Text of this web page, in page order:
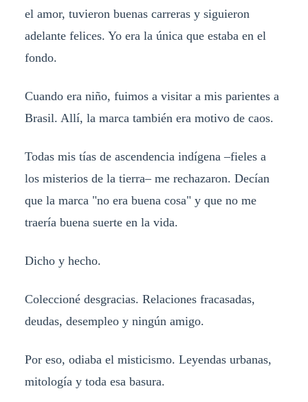
el amor, tuvieron buenas carreras y siguieron
adelante felices. Yo era la única que estaba en el
fondo.
Cuando era niño, fuimos a visitar a mis parientes a
Brasil. Allí, la marca también era motivo de caos.
Todas mis tías de ascendencia indígena –fieles a
los misterios de la tierra– me rechazaron. Decían
que la marca "no era buena cosa" y que no me
traería buena suerte en la vida.
Dicho y hecho.
Coleccioné desgracias. Relaciones fracasadas,
deudas, desempleo y ningún amigo.
Por eso, odiaba el misticismo. Leyendas urbanas,
mitología y toda esa basura.